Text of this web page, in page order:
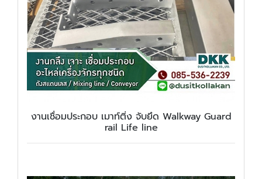
งานเชื่อมประกอบ เมาท์ติ่ง จับยึด Walkway Guard
rail Life line